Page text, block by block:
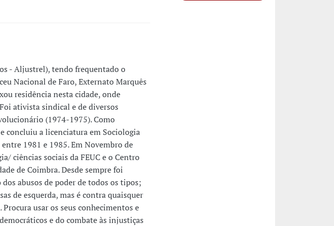
- Aljustrel), tendo frequentado o
Nacional de Faro, Externato Marquês
residência nesta cidade, onde
ativista sindical e de diversos
(1974-1975). Como
concluiu a licenciatura em Sociologia
1981 e 1985. Em Novembro de
ciências sociais da FEUC e o Centro
de Coimbra. Desde sempre foi
abusos de poder de todos os tipos;
de esquerda, mas é contra quaisquer
usar os seus conhecimentos e
e do combate às injustiças